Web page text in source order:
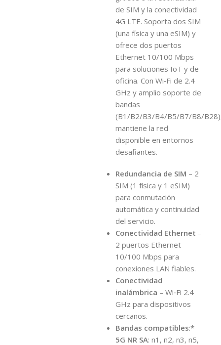
de SIM y la conectividad
4G LTE. Soporta dos SIM
(una física y una eSIM) y
ofrece dos puertos
Ethernet 10/100 Mbps
para soluciones IoT y de
oficina. Con Wi‑Fi de 2.4
GHz y amplio soporte de
bandas
(B1/B2/B3/B4/B5/B7/B8/
mantiene la red
disponible en entornos
desafiantes.
Redundancia de SIM – 2
SIM (1 física y 1 eSIM)
para conmutación
automática y continuidad
del servicio.
Conectividad Ethernet –
2 puertos Ethernet
10/100 Mbps para
conexiones LAN fiables.
Conectividad
inalámbrica – Wi‑Fi 2.4
GHz para dispositivos
cercanos.
Bandas compatibles:*
5G NR SA: n1, n2, n3, n5,